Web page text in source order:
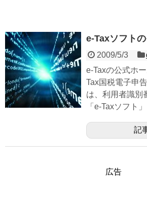
e-Taxソフト
2009/5/3
e-Taxの公式ホ
Tax国税電子申
は、利用者識別
「e-Taxソフト
記
広告